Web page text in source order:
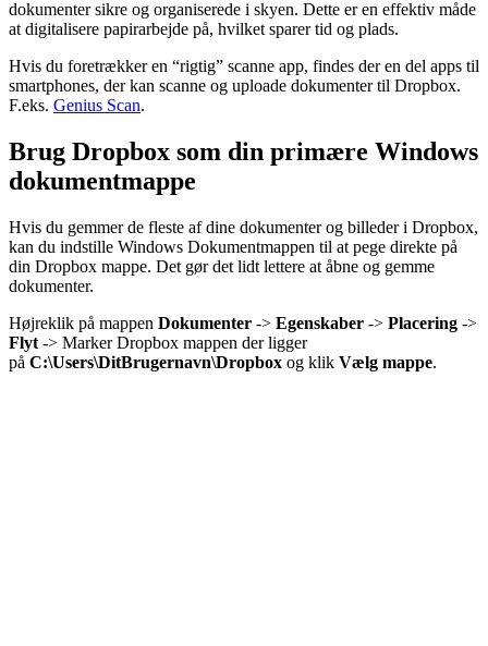
dokumenter sikre og organiserede i skyen. Dette er en effektiv måde
at digitalisere papirarbejde på, hvilket sparer tid og plads.
Hvis du foretrækker en “rigtig” scanne app, findes der en del apps til
smartphones, der kan scanne og uploade dokumenter til Dropbox.
F.eks. Genius Scan.
Brug Dropbox som din primære Windows
dokumentmappe
Hvis du gemmer de fleste af dine dokumenter og billeder i Dropbox,
kan du indstille Windows Dokumentmappen til at pege direkte på
din Dropbox mappe. Det gør det lidt lettere at åbne og gemme
dokumenter.
Højreklik på mappen Dokumenter -> Egenskaber -> Placering ->
Flyt -> Marker Dropbox mappen der ligger
på C:\Users\DitBrugernavn\Dropbox og klik Vælg mappe.